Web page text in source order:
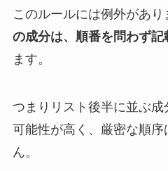
このルールには例外があり
の成分は、順番を問わず記
ます。
つまりリスト後半に並ぶ
可能性が高く、厳密な順
ん。